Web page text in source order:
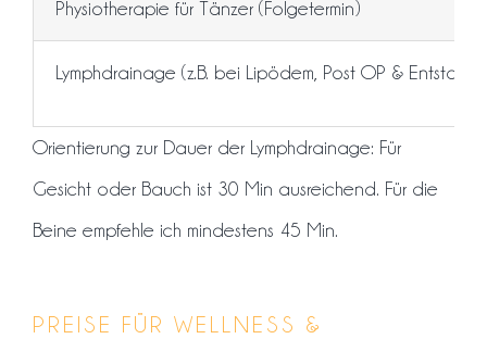
Physiotherapie für Tänzer (Folgetermin)
Lymphdrainage (z.B. bei Lipödem, Post OP &
Orientierung zur Dauer der Lymphdrainage: Für
Gesicht oder Bauch ist 30 Min ausreichend. Für die
Beine empfehle ich mindestens 45 Min.
PREISE FÜR WELLNESS &